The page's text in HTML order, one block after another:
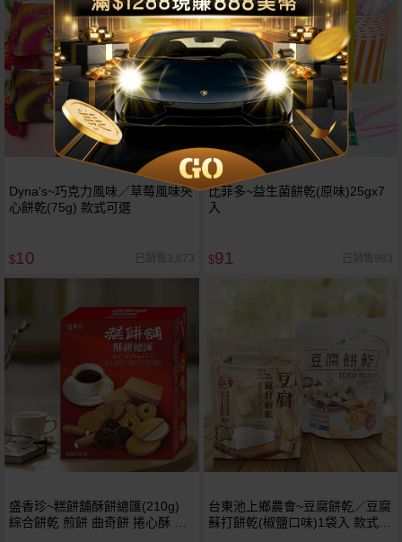
Dyna's~巧克力風味／草莓風味夾
心餅乾(75g) 款式可選
$10 已銷售3,673
比菲多~益生菌餅乾(原味)25gx7
入
$91 已銷售983
盛香珍~糕餅舖酥餅總匯(210g)
綜合餅乾 煎餅 曲奇餅 捲心酥 威
台東池上鄉農會~豆腐餅乾／豆腐
蘇打餅乾(椒鹽口味)1袋入 款式可